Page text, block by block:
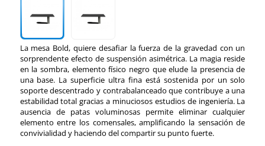
La mesa Bold, quiere desafiar la fuerza de la gravedad con un
sorprendente efecto de suspensión asimétrica. La magia reside
en la sombra, elemento físico negro que elude la presencia de
una base. La superficie ultra fina está sostenida por un solo
soporte descentrado y contrabalanceado que contribuye a una
estabilidad total gracias a minuciosos estudios de ingeniería. La
ausencia de patas voluminosas permite eliminar cualquier
elemento entre los comensales, amplificando la sensación de
convivialidad y haciendo del compartir su punto fuerte.